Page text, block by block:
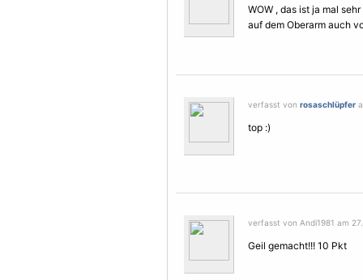
WOW , das ist ja mal
auf dem Oberarm auch
verfasst von rosaschlüpfer
top :)
verfasst von Andi1981 am
Geil gemacht!!! 10 Pkt